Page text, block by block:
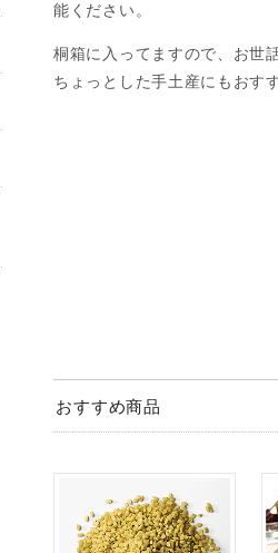
能ください。
桐箱に入ってますので、お世
ちょっとした手土産にもおす
おすすめ商品